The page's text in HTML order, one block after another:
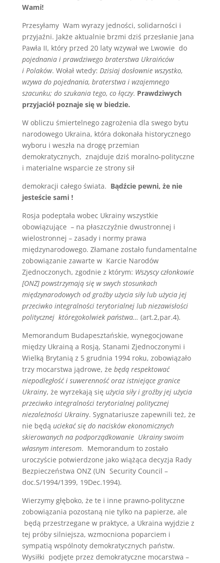
Wami!
Przesyłamy Wam wyrazy jedności, solidarności i
przyjaźni. Jakże aktualnie brzmi dziś przesłanie Jana
Pawła II, który przed 20 laty wzywał we Lwowie do
pojednania i prawdziwego braterstwa Ukraińców
i Polaków. Wołał wtedy: Dzisiaj dosłownie wszystko,
wzywa do pojednania, braterstwa i wzajemnego
szacunku; do szukania tego, co łączy. Prawdziwych
przyjaciół poznaje się w biedzie.
W obliczu śmiertelnego zagrożenia dla swego bytu
narodowego Ukraina, która dokonała historycznego
wyboru i weszła na drogę przemian
demokratycznych, znajduje dziś moralno-polityczne
i materialne wsparcie ze strony sił
demokracji całego świata. Bądźcie pewni, że nie
jesteście sami !
Rosja podeptała wobec Ukrainy wszystkie
obowiązujące – na płaszczyźnie dwustronnej i
wielostronnej – zasady i normy prawa
międzynarodowego. Złamane zostało fundamentalne
zobowiązanie zawarte w Karcie Narodów
Zjednoczonych, zgodnie z którym: Wszyscy członkowie
[ONZ] powstrzymają się w swych stosunkach
międzynarodowych od groźby użycia siły lub użycia jej
przeciwko integralności terytorialnej lub niezawisłości
politycznej któregokolwiek państwa… (art.2,par.4).
Memorandum Budapesztańskie, wynegocjowane
między Ukrainą a Rosją, Stanami Zjednoczonymi i
Wielką Brytanią z 5 grudnia 1994 roku, zobowiązało
trzy mocarstwa jądrowe, że będą respektować
niepodległość i suwerenność oraz istniejące granice
Ukrainy, że wyrzekają się użycia siły i groźby jej użycia
przeciwko integralności terytorialnej politycznej
niezależności Ukrainy. Sygnatariusze zapewnili też, że
nie będą uciekać się do nacisków ekonomicznych
skierowanych na podporządkowanie Ukrainy swoim
własnym interesom. Memorandum to zostało
uroczyście potwierdzone jako wiążąca decyzja Rady
Bezpieczeństwa ONZ (UN Security Council –
doc.S/1994/1399, 19Dec.1994).
Wierzymy głęboko, że te i inne prawno-polityczne
zobowiązania pozostaną nie tylko na papierze, ale
będą przestrzegane w praktyce, a Ukraina wyjdzie z
tej próby silniejsza, wzmocniona poparciem i
sympatią wspólnoty demokratycznych państw.
Wysiłki podjęte przez demokratyczne mocarstwa –